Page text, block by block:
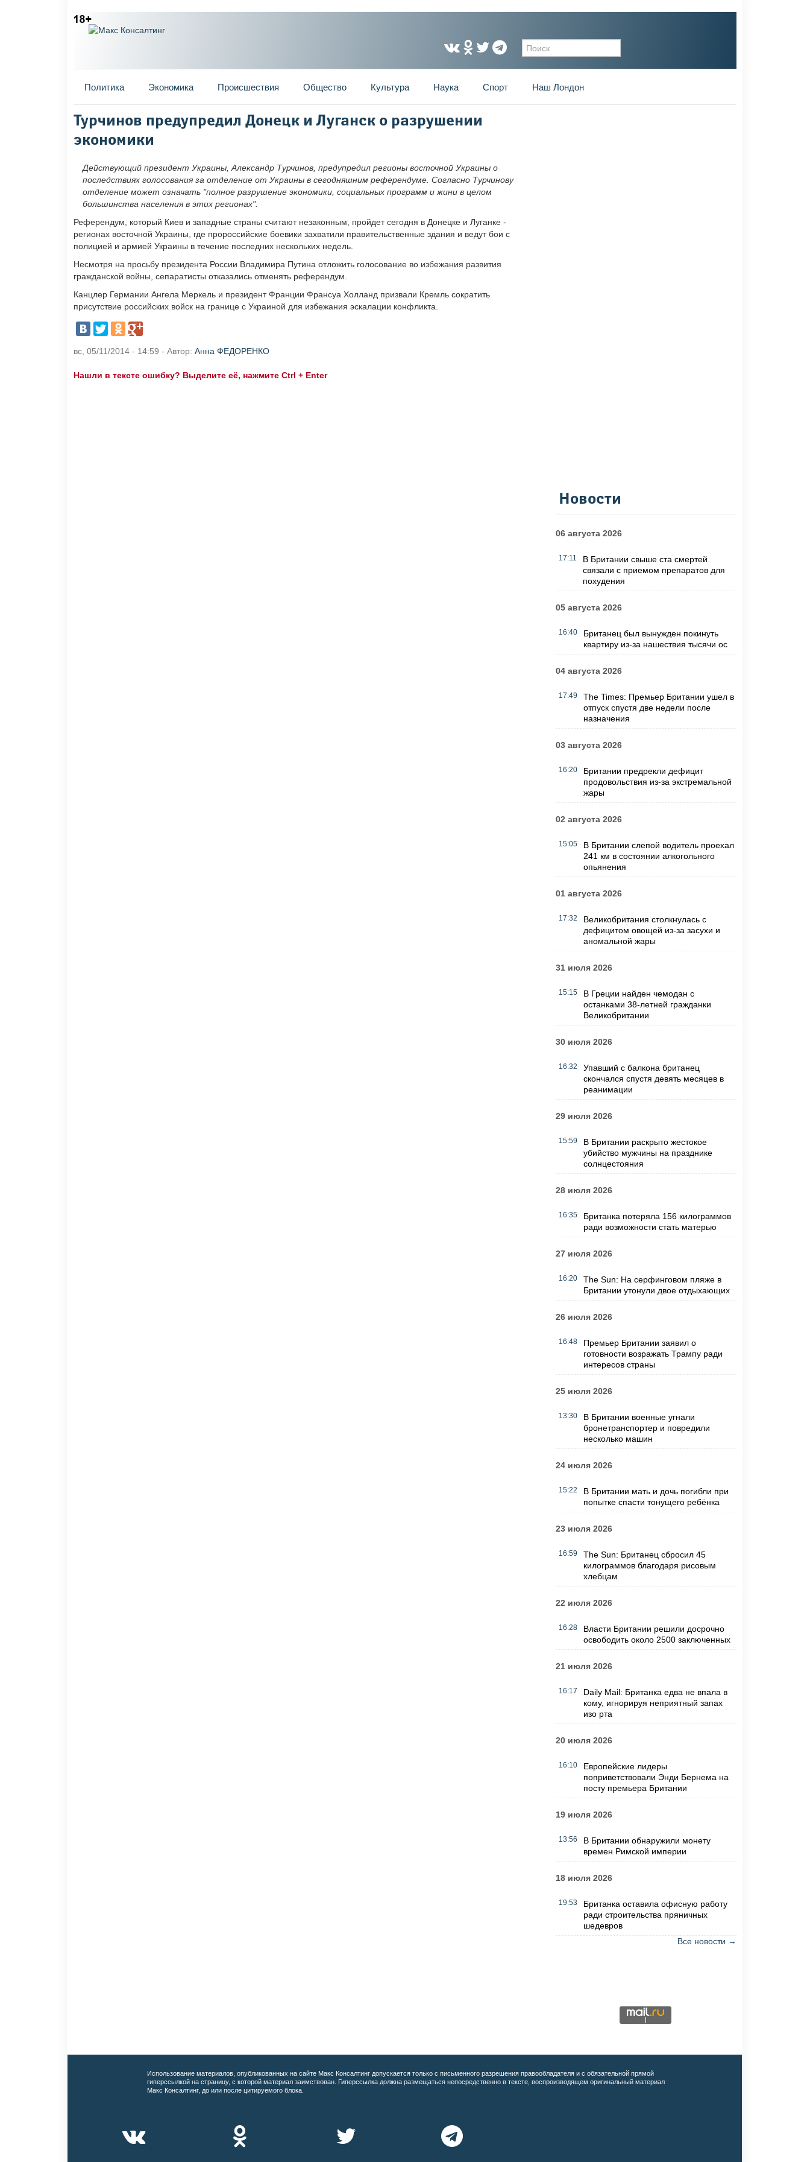
Форма поиска
Главное меню
Политика Экономика Происшествия Общество Культура Наука Спорт Наш Лондон
Вы здесь
Турчинов предупредил Донецк и Луганск о разрушении
экономики
Действующий президент Украины, Александр Турчинов, предупредил регионы восточной Украины о
последствиях голосования за отделение от Украины в сегодняшним референдуме. Согласно Турчинову
отделение может означать "полное разрушение экономики, социальных программ и жини в целом
большинства населения в этих регионах".
Референдум, который Киев и западные страны считают незаконным, пройдет сегодня в Донецке и Луганке -
регионах восточной Украины, где пророссийские боевики захватили правительственные здания и ведут бои с
полицией и армией Украины в течение последних нескольких недель.
Несмотря на просьбу президента России Владимира Путина отложить голосование во избежания развития
гражданской войны, сепаратисты отказались отменять референдум.
Канцлер Германии Ангела Меркель и президент Франции Франсуа Холланд призвали Кремль сократить
присутствие российских войск на границе с Украиной для избежания эскалации конфликта.
вс, 05/11/2014 - 14:59 - Автор: Анна ФЕДОРЕНКО
Нашли в тексте ошибку? Выделите её, нажмите Ctrl + Enter
Новости
06 августа 2026
17:11
В Британии свыше ста смертей
связали с приемом препаратов для
похудения
05 августа 2026
16:40
Британец был вынужден покинуть
квартиру из-за нашествия тысячи ос
04 августа 2026
17:49
The Times: Премьер Британии ушел в
отпуск спустя две недели после
назначения
03 августа 2026
16:20
Британии предрекли дефицит
продовольствия из-за экстремальной
жары
02 августа 2026
15:05
В Британии слепой водитель проехал
241 км в состоянии алкогольного
опьянения
01 августа 2026
17:32
Великобритания столкнулась с
дефицитом овощей из-за засухи и
аномальной жары
31 июля 2026
15:15
В Греции найден чемодан с
останками 38-летней гражданки
Великобритании
30 июля 2026
16:32
Упавший с балкона британец
скончался спустя девять месяцев в
реанимации
29 июля 2026
15:59
В Британии раскрыто жестокое
убийство мужчины на празднике
солнцестояния
28 июля 2026
16:35
Британка потеряла 156 килограммов
ради возможности стать матерью
27 июля 2026
16:20
The Sun: На серфинговом пляже в
Британии утонули двое отдыхающих
26 июля 2026
16:48
Премьер Британии заявил о
готовности возражать Трампу ради
интересов страны
25 июля 2026
13:30
В Британии военные угнали
бронетранспортер и повредили
несколько машин
24 июля 2026
15:22
В Британии мать и дочь погибли при
попытке спасти тонущего ребёнка
23 июля 2026
16:59
The Sun: Британец сбросил 45
килограммов благодаря рисовым
хлебцам
22 июля 2026
16:28
Власти Британии решили досрочно
освободить около 2500 заключенных
21 июля 2026
16:17
Daily Mail: Британка едва не впала в
кому, игнорируя неприятный запах
изо рта
20 июля 2026
16:10
Европейские лидеры
поприветствовали Энди Бернема на
посту премьера Британии
19 июля 2026
13:56
В Британии обнаружили монету
времен Римской империи
18 июля 2026
19:53
Британка оставила офисную работу
ради строительства пряничных
шедевров
Все новости →
Использование материалов, опубликованных на сайте Макс Консалтинг допускается только с письменного разрешения правообладателя и с обязательной прямой
гиперссылкой на страницу, с которой материал заимствован. Гиперссылка должна размещаться непосредственно в тексте, воспроизводящем оригинальный материал
Макс Консалтинг, до или после цитируемого блока.